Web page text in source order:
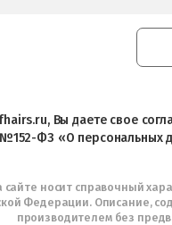
Вы даете свое
ФЗ «О персональных
носит справочный
Федерации. Описание,
производителем без